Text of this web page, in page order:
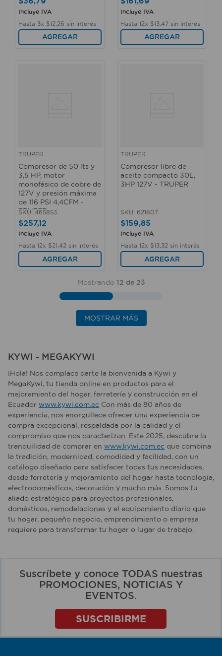
Incluye IVA
Hasta 3x $12 26 sin interés
AGREGAR
Incluye IVA
Hasta 12x $13 47 sin interés
AGREGAR
TRUPER
Compresor de 50 lts y
3,5 HP, motor
monofásico de cobre de
127V y presión máxima
de 116 PSI 4,4CFM -
TRUPER
SKU: 465853
$257,12
Incluye IVA
Hasta 12x $21 42 sin interés
AGREGAR
TRUPER
Compresor libre de
aceite compacto 30L,
3HP 127V - TRUPER
SKU: 621807
$159,85
Incluye IVA
Hasta 12x $13 32 sin interés
AGREGAR
Mostrando 12 de 23
MOSTRAR MÁS
KYWI - MEGAKYWI
¡Hola! Nos complace darte la bienvenida a Kywi y
MegaKywi, tu tienda online en productos para el
mejoramiento del hogar, ferretería y construcción en el
Ecuador www.kywi.com.ec Con más de 80 años de
experiencia, nos enorgullece ofrecer una experiencia de
compra excepcional, respaldada por la calidad y el
compromiso que nos caracterizan. Este 2025, descubre la
tranquilidad de comprar en www.kywi.com.ec que combina
la tradición, modernidad, comodidad y facilidad, con un
catálogo diseñado para satisfacer todas tus necesidades,
desde ferretería y mejoramiento del hogar hasta tecnología,
electrodomésticos, decoración y mucho más. Somos tu
aliado estratégico para proyectos profesionales,
domésticos, remodelaciones y el equipamiento diario que
tu hogar, pequeño negocio, emprendimiento o empresa
requiere para transformar tu hogar o lugar de trabajo.
Suscríbete y conoce TODAS nuestras
PROMOCIONES, NOTICIAS Y
EVENTOS.
SUSCRIBIRME